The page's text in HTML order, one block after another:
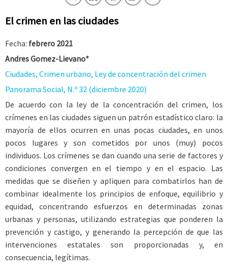
El crimen en las ciudades
Fecha: febrero 2021
Andres Gomez-Lievano*
Ciudades, Crimen urbano, Ley de concentración del crimen
Panorama Social, N.º 32 (diciembre 2020)
De acuerdo con la ley de la concentración del crimen, los
crímenes en las ciudades siguen un patrón estadístico claro: la
mayoría de ellos ocurren en unas pocas ciudades, en unos
pocos lugares y son cometidos por unos (muy) pocos
individuos. Los crímenes se dan cuando una serie de factores y
condiciones convergen en el tiempo y en el espacio. Las
medidas que se diseñen y apliquen para combatirlos han de
combinar idealmente los principios de enfoque, equilibrio y
equidad, concentrando esfuerzos en determinadas zonas
urbanas y personas, utilizando estrategias que ponderen la
prevención y castigo, y generando la percepción de que las
intervenciones estatales son proporcionadas y, en
consecuencia, legítimas.